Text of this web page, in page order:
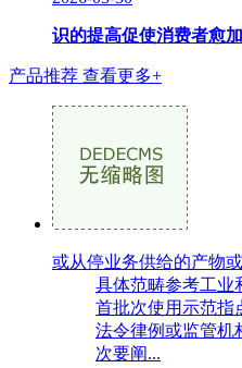
识的提高促使消费者愈
产品推荐 查看更多+
或从停业务供给的产物
具体范畴参考工业
首批次使用示范指
法令律例或监管机
次要阐...